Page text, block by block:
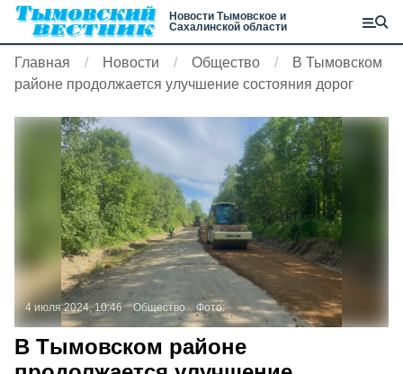
Новости Тымовское и
Сахалинской области
Главная Новости Общество
В Тымовском
районе продолжается улучшение состояния дорог
4 июля 2024, 10:46 Общество Фото:
В Тымовском районе